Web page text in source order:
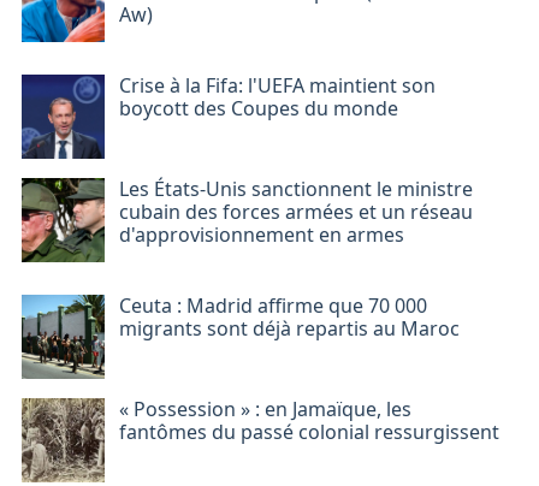
Aw)
Crise à la Fifa: l'UEFA maintient son
boycott des Coupes du monde
Les États-Unis sanctionnent le ministre
cubain des forces armées et un réseau
d'approvisionnement en armes
Ceuta : Madrid affirme que 70 000
migrants sont déjà repartis au Maroc
« Possession » : en Jamaïque, les
fantômes du passé colonial ressurgissent